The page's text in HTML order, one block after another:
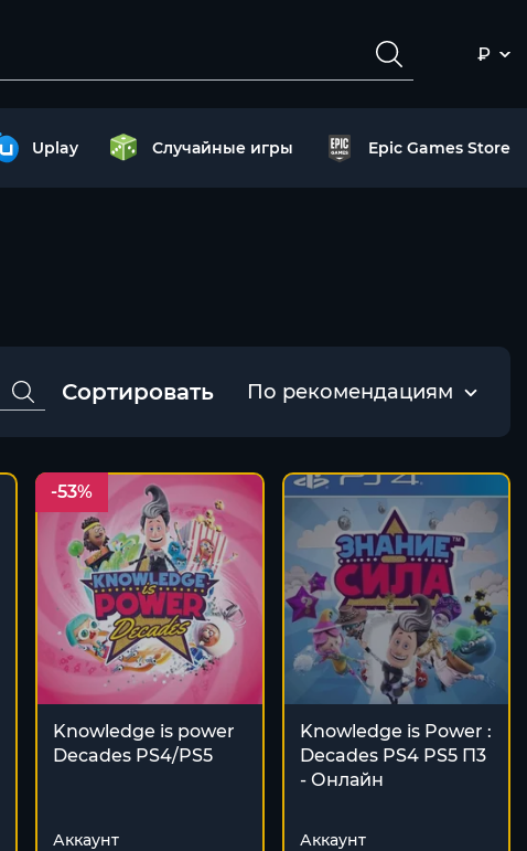
₽
Uplay Случайные игры Epic Games Store
Сортировать По рекомендациям
-53%
Knowledge is power
Decades PS4/PS5
Аккаунт
Knowledge is Power :
Decades PS4 PS5 П3
- Онлайн
Аккаунт